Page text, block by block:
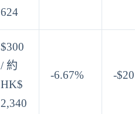
624
$300
/ 約
HK$
2,340
-6.67% -$20